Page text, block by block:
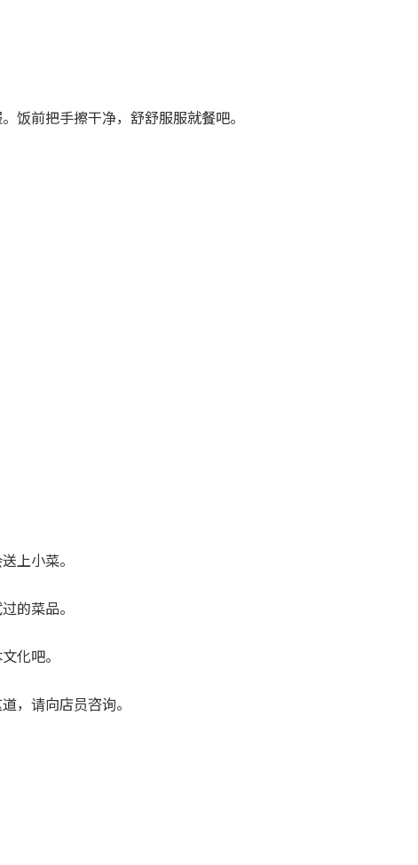
饭前把手擦干净，舒舒服服就餐吧。
上小菜。
的菜品。
化吧。
，请向店员咨询。